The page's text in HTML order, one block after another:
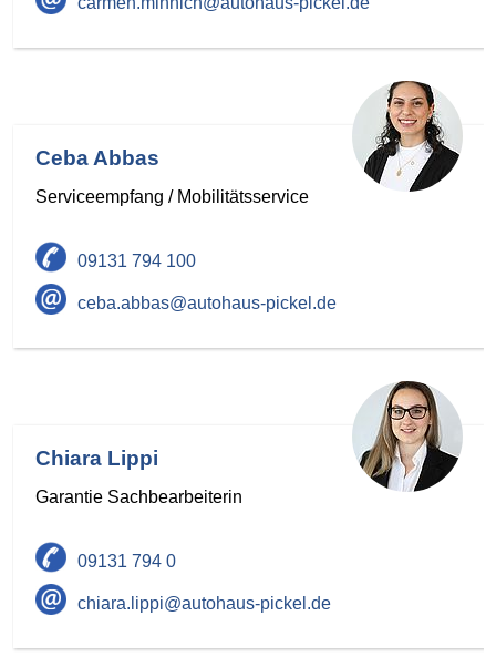
Ceba Abbas
Serviceempfang / Mobilitätsservice
09131 794 100
ceba.abbas@autohaus-pickel.de
Chiara Lippi
Garantie Sachbearbeiterin
09131 794 0
chiara.lippi@autohaus-pickel.de